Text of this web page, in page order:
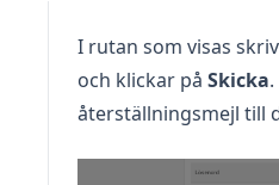
I rutan som visas
och klickar på Skicka
återställningsmejl till